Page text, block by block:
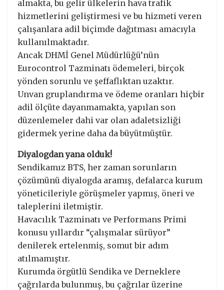
almakta, bu gelir ülkelerin hava trafik
hizmetlerini geliştirmesi ve bu hizmeti veren
çalışanlara adil biçimde dağıtması amacıyla
kullanılmaktadır.
Ancak DHMİ Genel Müdürlüğü’nün
Eurocontrol Tazminatı ödemeleri, birçok
yönden sorunlu ve şeffaflıktan uzaktır.
Unvan gruplandırma ve ödeme oranları hiçbir
adil ölçüte dayanmamakta, yapılan son
düzenlemeler dahi var olan adaletsizliği
gidermek yerine daha da büyütmüştür.
Diyalogdan yana olduk!
Sendikamız BTS, her zaman sorunların
çözümünü diyalogda aramış, defalarca kurum
yöneticileriyle görüşmeler yapmış, öneri ve
taleplerini iletmiştir.
Havacılık Tazminatı ve Performans Primi
konusu yıllardır “çalışmalar sürüyor”
denilerek ertelenmiş, somut bir adım
atılmamıştır.
Kurumda örgütlü Sendika ve Derneklere
çağrılarda bulunmuş, bu çağrılar üzerine